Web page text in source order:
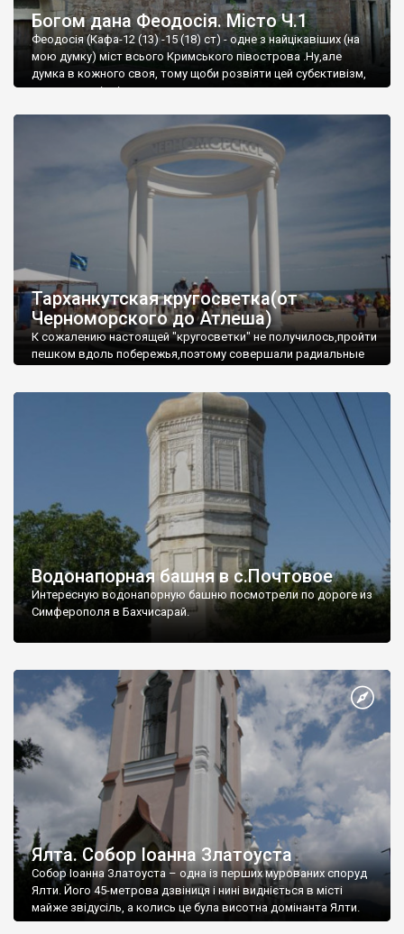
Богом дана Феодосія. Місто Ч.1
Феодосія (Кафа-12 (13) -15 (18) ст) - одне з найцікавіших (на
мою думку) міст всього Кримського півострова .Ну,але
думка в кожного своя, тому щоби розвіяти цей субєктивізм,
запрошую відвідати це
Тарханкутская кругосветка(от
Черноморского до Атлеша)
К сожалению настоящей "кругосветки" не получилось,пройти
пешком вдоль побережья,поэтому совершали радиальные
Водонапорная башня в с.Почтовое
Интересную водонапорную башню посмотрели по дороге из
Симферополя в Бахчисарай.
Ялта. Собор Іоанна Златоуста
Собор Іоанна Златоуста – одна із перших мурованих споруд
Ялти. Його 45-метрова дзвіниця і нині видніється в місті
майже звідусіль, а колись це була висотна домінанта Ялти.